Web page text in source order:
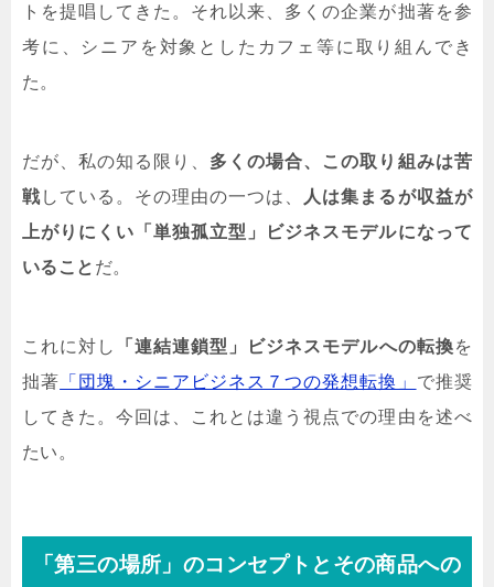
トを提唱してきた。それ以来、多くの企業が拙著を参
考に、シニアを対象としたカフェ等に取り組んでき
た。
だが、私の知る限り、 多くの場合、この取り組みは苦
戦している。その理由の一つは、
人は集まるが収益が
上がりにくい「単独孤立型」ビジネスモデルになって
いること だ。
これに対し 「連結連鎖型」ビジネスモデルへの転換を
拙著 「団塊・シニアビジネス７つの発想転換」 で推奨
してきた。今回は、これとは違う視点での理由を述べ
たい。
「第三の場所」のコンセプトとその商品への